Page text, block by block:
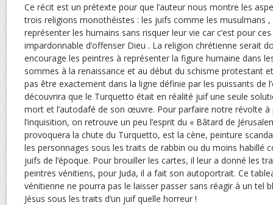
Ce récit est un prétexte pour que l’auteur nous montre les
trois religions monothéistes : les juifs comme les musulmans ,
représenter les humains sans risquer leur vie car c’est pour
impardonnable d’offenser Dieu . La religion chrétienne serait
encourage les peintres à représenter la figure humaine dans
sommes à la renaissance et au début du schisme protestant
pas être exactement dans la ligne définie par les puissants de
découvrira que le Turquetto était en réalité juif une seule
mort et l’autodafé de son œuvre. Pour parfaire notre révolte
l’inquisition, on retrouve un peu l’esprit du « Bâtard de
provoquera la chute du Turquetto, est la cène, peinture
les personnages sous les traits de rabbin ou du moins habillé
juifs de l’époque. Pour brouiller les cartes, il leur a donné les
peintres vénitiens, pour Juda, il a fait son autoportrait. Ce
vénitienne ne pourra pas le laisser passer sans réagir à un tel
Jésus sous les traits d’un juif quelle horreur !